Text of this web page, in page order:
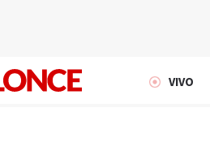
VIVO